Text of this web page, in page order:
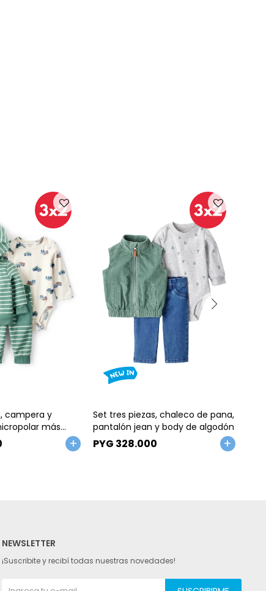
campera y
más
Set tres piezas, chaleco de pana,
pantalón jean y body de algodón
PYG 328.000
NEWSLETTER
¡Suscribite y recibí todas nuestras novedades!